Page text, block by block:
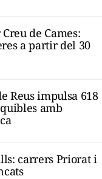
de Cames:
a partir del 30
Reus impulsa 618
amb
carrers Priorat i